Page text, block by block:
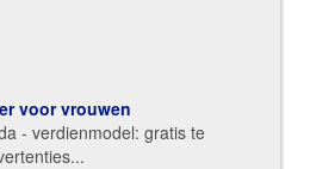
voor vrouwen
- verdienmodel: gratis te